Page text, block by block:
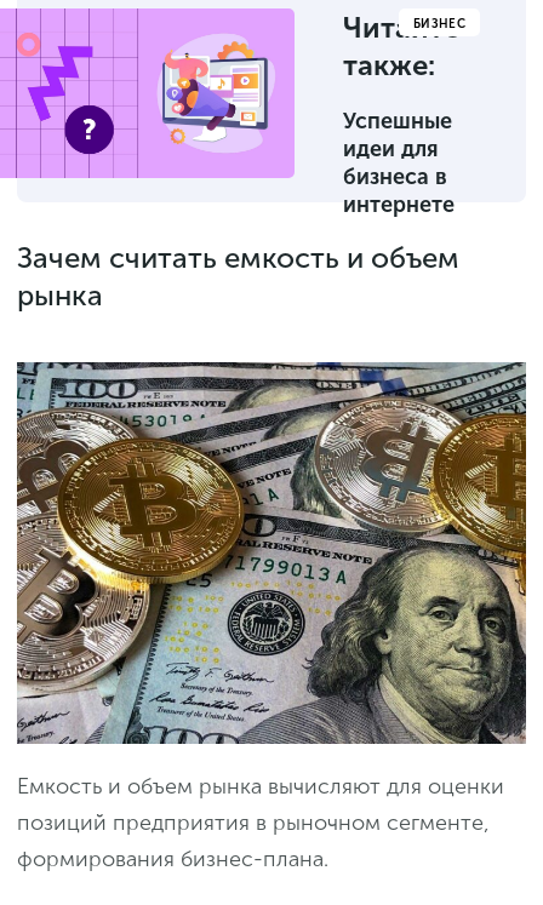
БИЗНЕС
Читайте
также:
Успешные
идеи для
бизнеса в
интернете
Зачем считать емкость и объем
рынка
Емкость и объем рынка вычисляют для оценки
позиций предприятия в рыночном сегменте,
формирования бизнес-плана.